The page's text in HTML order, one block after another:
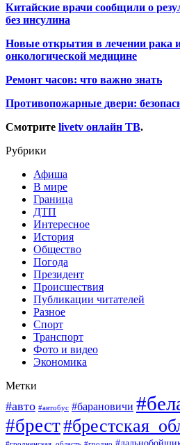
Китайские врачи сообщили о
без инсулина
Новые открытия в лечении рака
онкологической медицине
Ремонт часов: что важно знать
Противопожарные двери:
Смотрите livetv онлайн ТВ.
Рубрики
Афиша
В мире
Граница
ДТП
Интересное
История
Общество
Погода
Президент
Происшествия
Публикации читателей
Разное
Спорт
Транспорт
Фото и видео
Экономика
Метки
#авто #автобус #барановичи
#брест